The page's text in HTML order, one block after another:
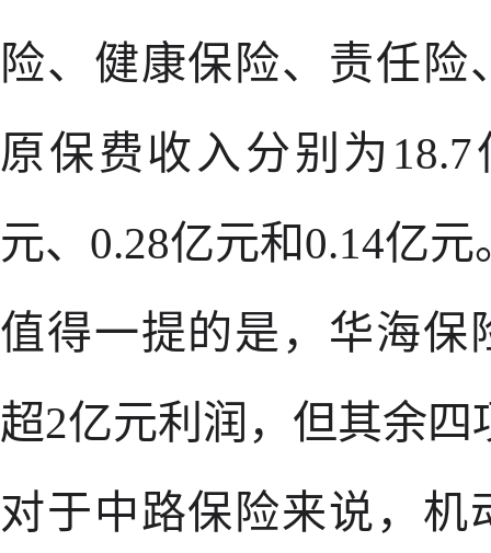
险、健康保险、责任
原保费收入分别为
元、0.28亿元和0.14亿元
值得一提的是，华海保
超2亿元利润，但其余
对于中路保险来说，机